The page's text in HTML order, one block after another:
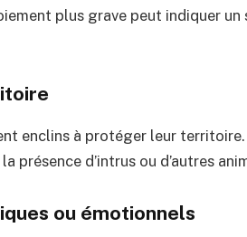
plus grave peut indiquer
enclins à protéger leur
présence d’intrus ou d’autres
ou émotionnels